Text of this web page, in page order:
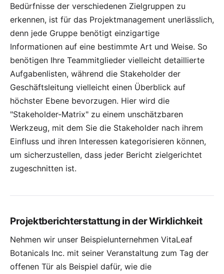
Bedürfnisse der verschiedenen Zielgruppen zu
erkennen, ist für das Projektmanagement unerlässlich,
denn jede Gruppe benötigt einzigartige
Informationen auf eine bestimmte Art und Weise. So
benötigen Ihre Teammitglieder vielleicht detaillierte
Aufgabenlisten, während die Stakeholder der
Geschäftsleitung vielleicht einen Überblick auf
höchster Ebene bevorzugen. Hier wird die
"Stakeholder-Matrix" zu einem unschätzbaren
Werkzeug, mit dem Sie die Stakeholder nach ihrem
Einfluss und ihren Interessen kategorisieren können,
um sicherzustellen, dass jeder Bericht zielgerichtet
zugeschnitten ist.
Projektberichterstattung in der Wirklichkeit
Nehmen wir unser Beispielunternehmen VitaLeaf
Botanicals Inc. mit seiner Veranstaltung zum Tag der
offenen Tür als Beispiel dafür, wie die